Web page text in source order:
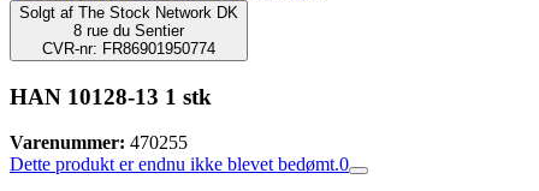
Solgt af The Stock Network DK
8 rue du Sentier
CVR-nr: FR86901950774
HAN 10128-13 1 stk
Varenummer: 470255
Dette produkt er endnu ikke blevet bedømt.0